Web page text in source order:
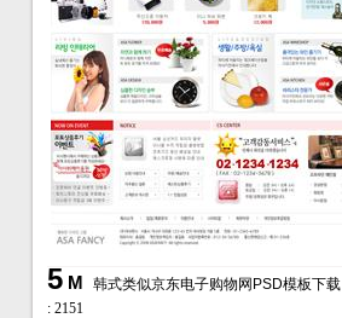
5M
韩式类似京东电子购物网PSD模板下载
: 2151